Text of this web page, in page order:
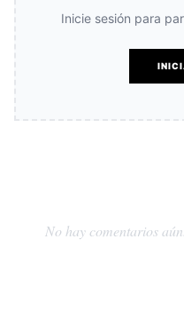
Inicie sesión para
No hay comentarios